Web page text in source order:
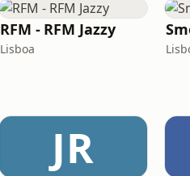
RFM - RFM Jazzy
Lisboa
JR